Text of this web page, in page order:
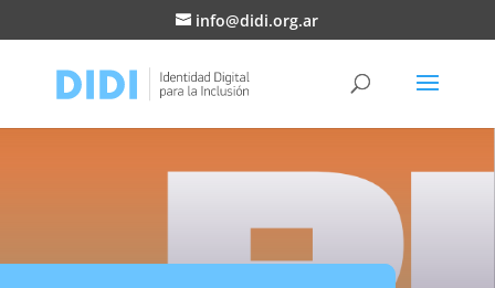
info@didi.org.ar